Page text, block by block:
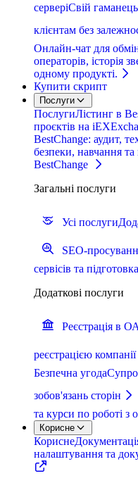
серверіСвій
клієнтам без
Онлайн-чат для
операторів, історія
одному продукті.
Купити скрипт
Послуги
ПослугиЛістинг в
проєктів на
BestChange: аудит,
безпеки, навчання та
BestChange
Загальні послуги
Усі послуги
SEO-
сервісів та
Додаткові послуги
Реєстрація в
реєстрацією
Безпечна угода
зобов'язань сторін
та курси по роботі з
Корисне
Корисне
налаштування та